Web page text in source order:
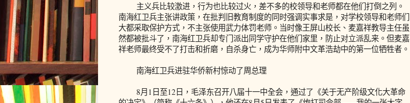
主义兵比较激进，行为也比较过火，差不多的校领导和老师都在他们打倒之列。
南海红卫兵主张讲政策，在批判旧教育制度的同时强调实事求是，对学校领导和老师们
大都采取保护方式，不主张使用武力体罚老师。当时像王屏山校长、麦嘉祥教导主任虽
然都被批斗了，南海红卫兵却专门派出同学守护在他们家里，防止对立派乱来。但麦嘉
祥老师最终受不了打击和折磨，自杀身亡，成为华师附中文革浩劫中的第一位牺牲者。
南海红卫兵进驻华侨新村惊动了周总理
8月1日至12日，毛泽东召开八届十一中全会，通过了《关于无产阶级文化大革命